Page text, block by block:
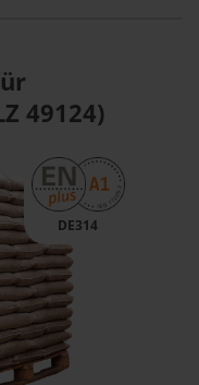
49124)
DE314